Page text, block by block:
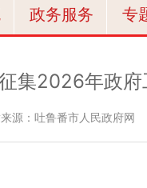
政务服务 专
集2026年政
来源：吐鲁番市人民政府网